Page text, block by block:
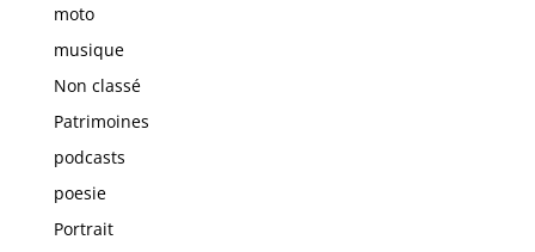
moto
musique
Non classé
Patrimoines
podcasts
poesie
Portrait